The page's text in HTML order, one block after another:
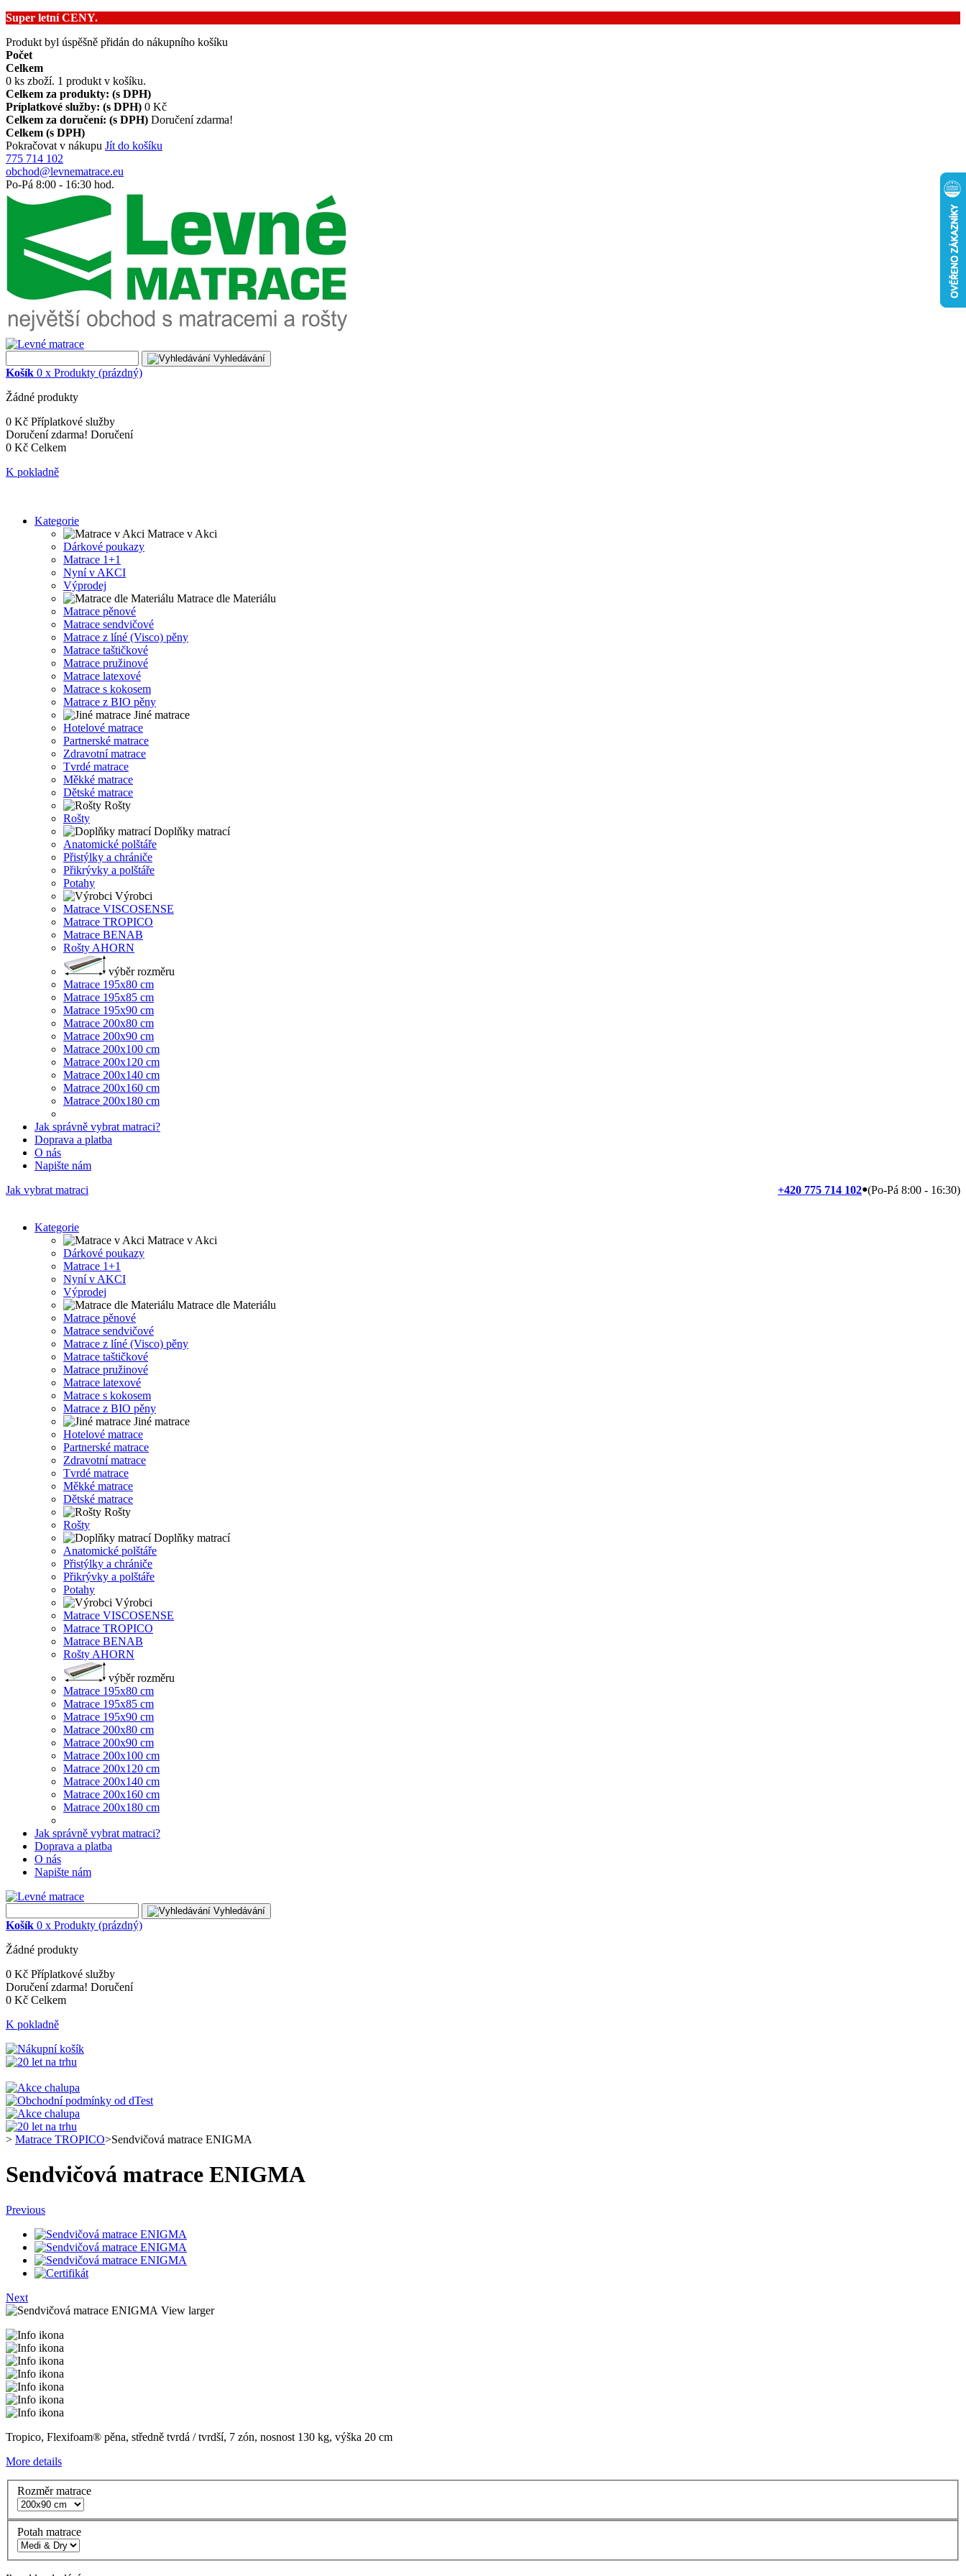
Super letní CENY.
Produkt byl úspěšně přidán do nákupního košíku
Počet
Celkem
0 ks zboží. 1 produkt v košíku.
Celkem za produkty: (s DPH)
Príplatkové služby: (s DPH) 0 Kč
Celkem za doručení: (s DPH) Doručení zdarma!
Celkem (s DPH)
Pokračovat v nákupu Jít do košíku
775 714 102
obchod@levnematrace.eu
Po-Pá 8:00 - 16:30 hod.
Vyhledávání
Košík 0 x Produkty (prázdný)
Žádné produkty
0 Kč Příplatkové služby
Doručení zdarma! Doručení
0 Kč Celkem
K pokladně
Kategorie
Matrace v Akci
Dárkové poukazy
Matrace 1+1
Nyní v AKCI
Výprodej
Matrace dle Materiálu
Matrace pěnové
Matrace sendvičové
Matrace z líné (Visco) pěny
Matrace taštičkové
Matrace pružinové
Matrace latexové
Matrace s kokosem
Matrace z BIO pěny
Jiné matrace
Hotelové matrace
Partnerské matrace
Zdravotní matrace
Tvrdé matrace
Měkké matrace
Dětské matrace
Rošty
Rošty
Doplňky matrací
Anatomické polštáře
Přistýlky a chrániče
Přikrývky a polštáře
Potahy
Výrobci
Matrace VISCOSENSE
Matrace TROPICO
Matrace BENAB
Rošty AHORN
výběr rozměru
Matrace 195x80 cm
Matrace 195x85 cm
Matrace 195x90 cm
Matrace 200x80 cm
Matrace 200x90 cm
Matrace 200x100 cm
Matrace 200x120 cm
Matrace 200x140 cm
Matrace 200x160 cm
Matrace 200x180 cm
Jak správně vybrat matraci?
Doprava a platba
O nás
Napište nám
Jak vybrat matraci
+420 775 714 102●(Po-Pá 8:00 - 16:30)
Kategorie
Matrace v Akci
Dárkové poukazy
Matrace 1+1
Nyní v AKCI
Výprodej
Matrace dle Materiálu
Matrace pěnové
Matrace sendvičové
Matrace z líné (Visco) pěny
Matrace taštičkové
Matrace pružinové
Matrace latexové
Matrace s kokosem
Matrace z BIO pěny
Jiné matrace
Hotelové matrace
Partnerské matrace
Zdravotní matrace
Tvrdé matrace
Měkké matrace
Dětské matrace
Rošty
Rošty
Doplňky matrací
Anatomické polštáře
Přistýlky a chrániče
Přikrývky a polštáře
Potahy
Výrobci
Matrace VISCOSENSE
Matrace TROPICO
Matrace BENAB
Rošty AHORN
výběr rozměru
Matrace 195x80 cm
Matrace 195x85 cm
Matrace 195x90 cm
Matrace 200x80 cm
Matrace 200x90 cm
Matrace 200x100 cm
Matrace 200x120 cm
Matrace 200x140 cm
Matrace 200x160 cm
Matrace 200x180 cm
Jak správně vybrat matraci?
Doprava a platba
O nás
Napište nám
Vyhledávání
Košík 0 x Produkty (prázdný)
Žádné produkty
0 Kč Příplatkové služby
Doručení zdarma! Doručení
0 Kč Celkem
K pokladně
> Matrace TROPICO>Sendvičová matrace ENIGMA
Sendvičová matrace ENIGMA
Previous
Next
View larger
Tropico, Flexifoam® pěna, středně tvrdá / tvrdší, 7 zón, nosnost 130 kg, výška 20 cm
More details
Rozměr matrace
Potah matrace